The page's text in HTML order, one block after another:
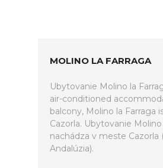
MOLINO LA FARRAGA
Ubytovanie Molino la
air-conditioned
balcony, Molino la Farraga
Cazorla. Ubytovanie Molino
nachádza v meste Cazorla
Andalúzia).